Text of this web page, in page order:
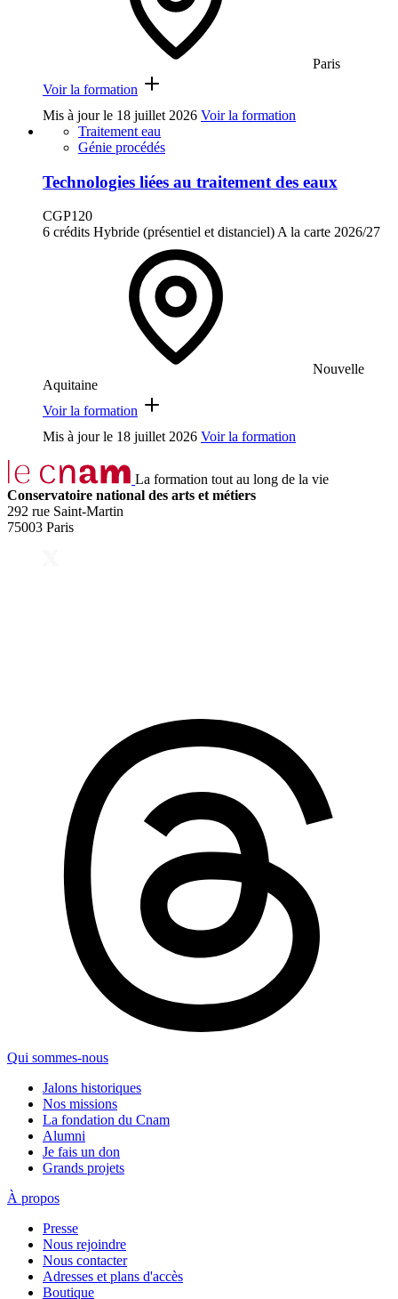
Paris
Voir la formation
Mis à jour le 18 juillet 2026 Voir la formation
Traitement eau
Génie procédés
Technologies liées au traitement des eaux
CGP120
6 crédits Hybride (présentiel et distanciel)A la carte 2026/27
Nouvelle
Aquitaine
Voir la formation
Mis à jour le 18 juillet 2026 Voir la formation
La formation tout au long de la vie
Conservatoire national des arts et métiers
292 rue Saint-Martin
75003 Paris
Qui sommes-nous
Jalons historiques
Nos missions
La fondation du Cnam
Alumni
Je fais un don
Grands projets
À propos
Presse
Nous rejoindre
Nous contacter
Adresses et plans d'accès
Boutique